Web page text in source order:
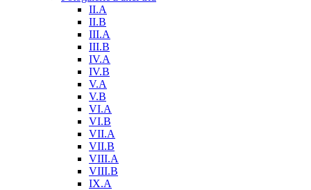
II.A
II.B
III.A
III.B
IV.A
IV.B
V.A
V.B
VI.A
VI.B
VII.A
VII.B
VIII.A
VIII.B
IX.A